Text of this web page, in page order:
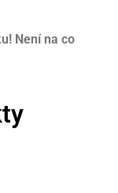
Není na co